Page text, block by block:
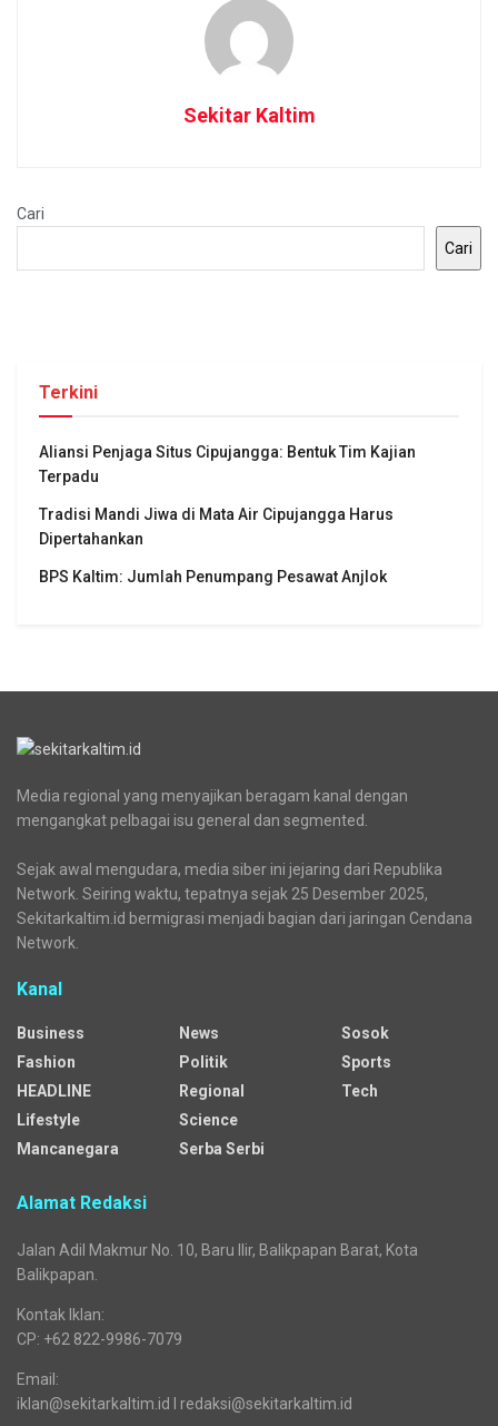
Sekitar Kaltim
Cari
Cari
Terkini
Aliansi Penjaga Situs Cipujangga: Bentuk Tim Kajian
Terpadu
Tradisi Mandi Jiwa di Mata Air Cipujangga Harus
Dipertahankan
BPS Kaltim: Jumlah Penumpang Pesawat Anjlok
Media regional yang menyajikan beragam kanal dengan
mengangkat pelbagai isu general dan segmented.
Sejak awal mengudara, media siber ini jejaring dari Republika
Network. Seiring waktu, tepatnya sejak 25 Desember 2025,
Sekitarkaltim.id bermigrasi menjadi bagian dari jaringan Cendana
Network.
Kanal
Business
Fashion
HEADLINE
Lifestyle
Mancanegara
News
Politik
Regional
Science
Serba Serbi
Sosok
Sports
Tech
Alamat Redaksi
Jalan Adil Makmur No. 10, Baru Ilir, Balikpapan Barat, Kota
Balikpapan.
Kontak Iklan:
CP: +62 822-9986-7079
Email:
iklan@sekitarkaltim.id I redaksi@sekitarkaltim.id